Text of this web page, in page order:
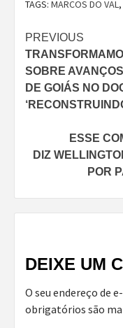
TAGS: MARCOS DO VAL,
Continue
Reading
PREVIOUS
SOBRE
DE GOIÁS NO
ESSE
DIZ
POR
DEIXE UM
O seu endereço de
obrigatórios são